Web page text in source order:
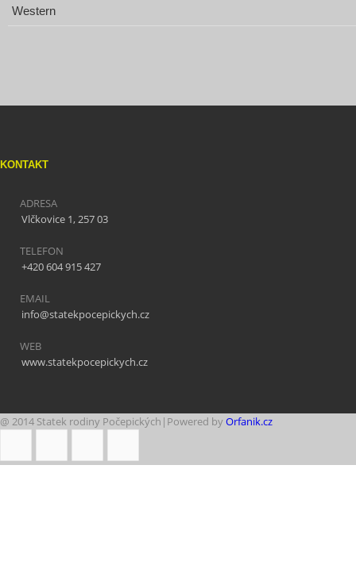
Western
KONTAKT
ADRESA
Vlčkovice 1, 257 03
TELEFON
+420 604 915 427
EMAIL
info@statekpocepickych.cz
WEB
www.statekpocepickych.cz
@ 2014 Statek rodiny Počepických|Powered byOrfanik.cz